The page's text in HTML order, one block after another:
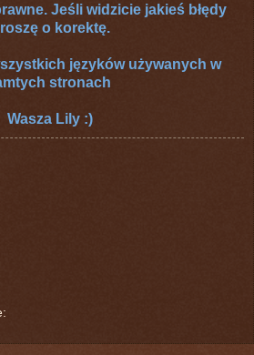
Jeśli widzicie jakieś błędy
o korektę.
języków używanych w
stronach
Wasza Lily :)